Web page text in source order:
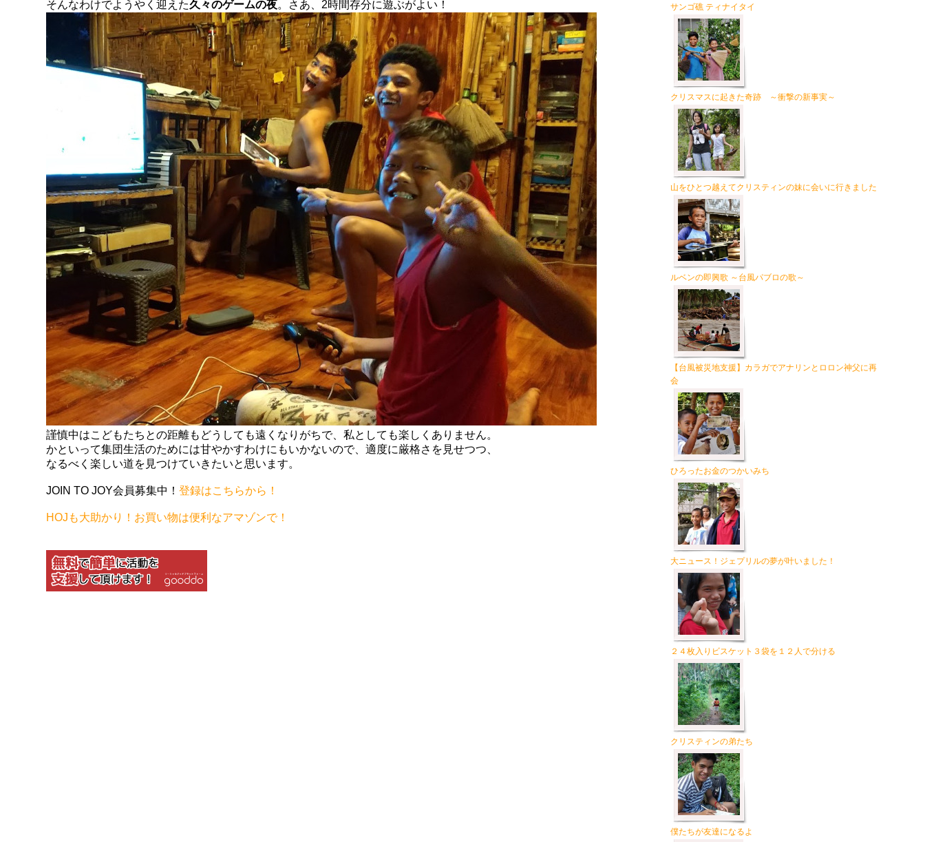
そんなわけでようやく迎えた久々のゲームの夜。さあ、2時間存分に遊ぶがよい！
謹慎中はこどもたちとの距離もどうしても遠くなりがちで、私としても楽しくありません。
かといって集団生活のためには甘やかすわけにもいかないので、適度に厳格さを見せつつ、
なるべく楽しい道を見つけていきたいと思います。
JOIN TO JOY会員募集中！登録はこちらから！
HOJも大助かり！お買い物は便利なアマゾンで！
サンゴ礁 ティナイタイ
クリスマスに起きた奇跡 ～衝撃の新事実～
山をひとつ越えてクリスティンの妹に会いに行きました
ルベンの即興歌 ～台風パブロの歌～
【台風被災地支援】カラガでアナリンとロロン神父に再
会
ひろったお金のつかいみち
大ニュース！ジェプリルの夢が叶いました！
２４枚入りビスケット３袋を１２人で分ける
クリスティンの弟たち
僕たちが友達になるよ